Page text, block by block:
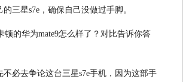
三星s7e，确保自己没做过手脚。
必去争论这台三星s7e手机，因为这部手